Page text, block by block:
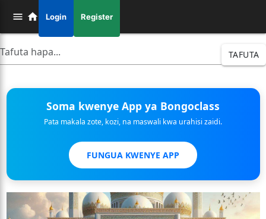
Login Register
TAFUTA
Soma kwenye App ya Bongoclass
Pata makala zote, kozi, na maswali kwa urahisi zaidi.
FUNGUA KWENYE APP